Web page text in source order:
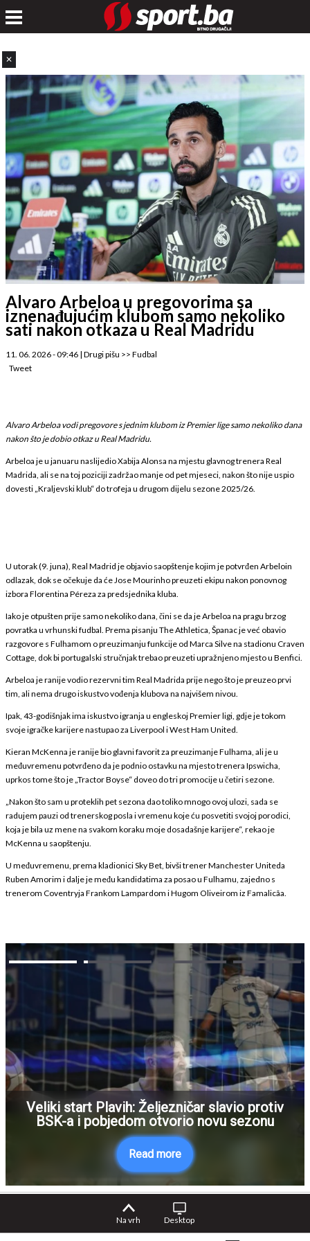
✕
Alvaro Arbeloa u pregovorima sa
iznenađujućim klubom samo nekoliko
sati nakon otkaza u Real Madridu
11. 06. 2026 - 09:46 | Drugi pišu >> Fudbal
Tweet
Alvaro Arbeloa vodi pregovore s jednim klubom iz Premier lige samo nekoliko dana
nakon što je dobio otkaz u Real Madridu.
Arbeloa je u januaru naslijedio Xabija Alonsa na mjestu glavnog trenera Real
Madrida, ali se na toj poziciji zadržao manje od pet mjeseci, nakon što nije uspio
dovesti „Kraljevski klub“ do trofeja u drugom dijelu sezone 2025/26.
U utorak (9. juna), Real Madrid je objavio saopštenje kojim je potvrđen Arbeloin
odlazak, dok se očekuje da će Jose Mourinho preuzeti ekipu nakon ponovnog
izbora Florentina Péreza za predsjednika kluba.
Iako je otpušten prije samo nekoliko dana, čini se da je Arbeloa na pragu brzog
povratka u vrhunski fudbal. Prema pisanju The Athletica, Španac je već obavio
razgovore s Fulhamom o preuzimanju funkcije od Marca Silve na stadionu Craven
Cottage, dok bi portugalski stručnjak trebao preuzeti upražnjeno mjesto u Benfici.
Arbeloa je ranije vodio rezervni tim Real Madrida prije nego što je preuzeo prvi
tim, ali nema drugo iskustvo vođenja klubova na najvišem nivou.
Ipak, 43-godišnjak ima iskustvo igranja u engleskoj Premier ligi, gdje je tokom
svoje igračke karijere nastupao za Liverpool i West Ham United.
Kieran McKenna je ranije bio glavni favorit za preuzimanje Fulhama, ali je u
međuvremenu potvrđeno da je podnio ostavku na mjesto trenera Ipswicha,
uprkos tome što je „Tractor Boyse“ doveo do tri promocije u četiri sezone.
„Nakon što sam u proteklih pet sezona dao toliko mnogo ovoj ulozi, sada se
radujem pauzi od trenerskog posla i vremenu koje ću posvetiti svojoj porodici,
koja je bila uz mene na svakom koraku moje dosadašnje karijere“, rekao je
McKenna u saopštenju.
U međuvremenu, prema kladionici Sky Bet, bivši trener Manchester Uniteda
Ruben Amorim i dalje je među kandidatima za posao u Fulhamu, zajedno s
trenerom Coventryja Frankom Lampardom i Hugom Oliveirom iz Famalicãa.
Veliki start Plavih: Željezničar slavio protiv
BSK-a i pobjedom otvorio novu sezonu
Read more
Na vrh Desktop